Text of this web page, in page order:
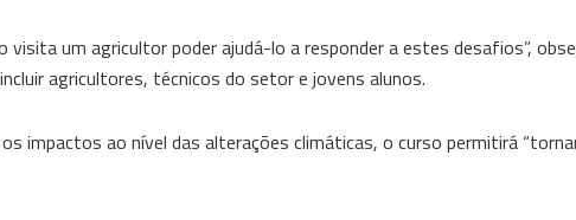
visita um agricultor poder ajudá-lo a responder a estes desafios”,
agricultores, técnicos do setor e jovens alunos.
impactos ao nível das alterações climáticas, o curso permitirá